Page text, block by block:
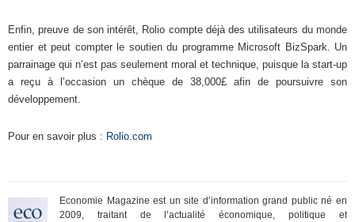
Enfin, preuve de son intérêt, Rolio compte déjà des utilisateurs du monde
entier et peut compter le soutien du programme Microsoft BizSpark. Un
parrainage qui n’est pas seulement moral et technique, puisque la start-up
a reçu à l’occasion un chèque de 38,000£ afin de poursuivre son
développement.
Pour en savoir plus : Rolio.com
Economie Magazine est un site d’information grand public né en
2009, traitant de l’actualité économique, politique et